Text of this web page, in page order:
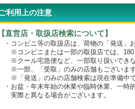
利用上の注意
【直営店・取扱店検索について】
・コンビニ等の取扱店は、荷物の「発送」
※コンビニまたは一部の取扱店では、180
※クール宅急便など、一部取り扱いできな
※一部、「受取」のみの店舗もございます
※「発送」のみの店舗検索は現在準備中で
・お盆・年末年始の休業や臨時休業、一時
実際と異なる場合がございます。